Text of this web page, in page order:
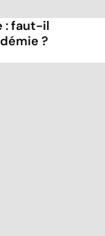
: faut-il
?